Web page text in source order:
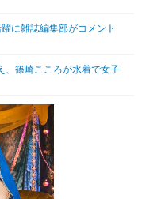
その他
に雑誌編集部がコメント
、篠崎こころが水着で女子